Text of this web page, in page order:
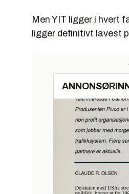
Men YIT ligger i hvert
ligger definitivt lavest